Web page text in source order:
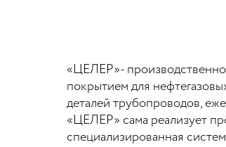
«ЦЕЛЕР»-
покрытием для
деталей трубопроводов,
«ЦЕЛЕР» сама реализует
специализированная